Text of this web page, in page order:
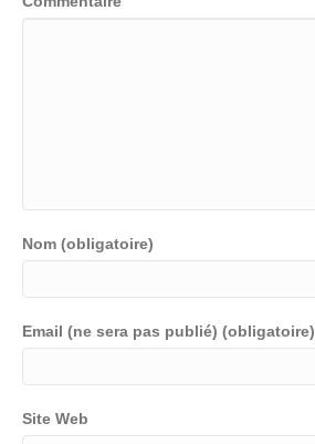
Nom (obligatoire)
Email (ne sera pas publié) (obligatoire)
Site Web